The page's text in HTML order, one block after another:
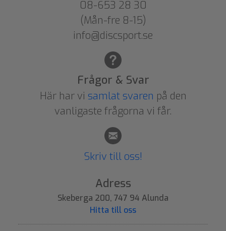
08-653 28 30
(Mån-fre 8-15)
info@discsport.se
Frågor & Svar
Här har vi samlat svaren på den
vanligaste frågorna vi får.
Skriv till oss!
Adress
Skeberga 200, 747 94 Alunda
Hitta till oss